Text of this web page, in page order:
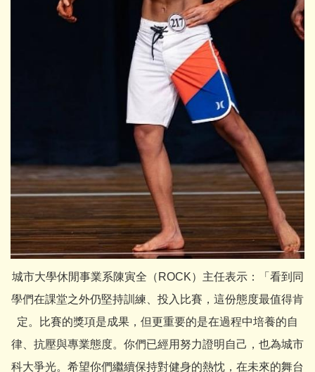
城市大學休閒事業系陳寅全（ROCK）主任表示：「看到同
學們在課堂之外仍堅持訓練、投入比賽，這份態度最值得肯
定。比賽的獎項是成果，但更重要的是在過程中培養的自
律、抗壓與專業態度。你們已經用努力證明自己，也為城市
科大爭光。希望你們繼續保持對健身的熱忱，在未來的舞台